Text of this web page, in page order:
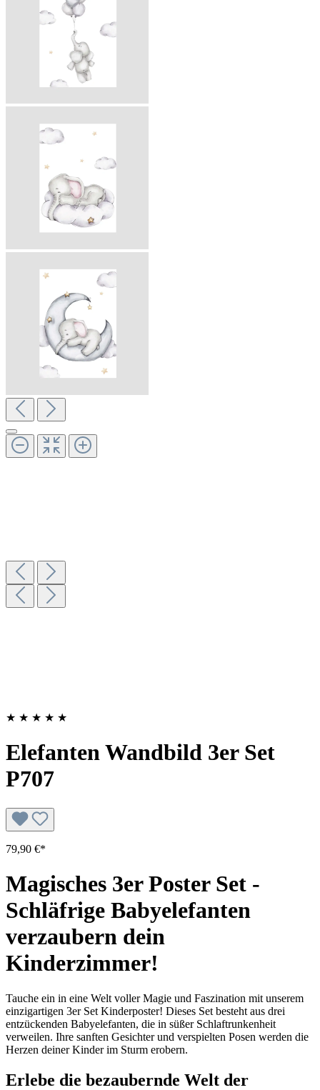
★ ★ ★ ★ ★
Elefanten Wandbild 3er Set
P707
79,90 €*
Magisches 3er Poster Set -
Schläfrige Babyelefanten
verzaubern dein
Kinderzimmer!
Tauche ein in eine Welt voller Magie und Faszination mit unserem
einzigartigen 3er Set Kinderposter! Dieses Set besteht aus drei
entzückenden Babyelefanten, die in süßer Schlaftrunkenheit
verweilen. Ihre sanften Gesichter und verspielten Posen werden die
Herzen deiner Kinder im Sturm erobern.
Erlebe die bezaubernde Welt der